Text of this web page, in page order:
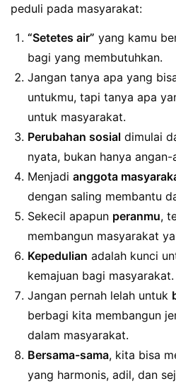
peduli pada masyarakat:
“Setetes air” yang kamu
bagi yang membutuhkan.
Jangan tanya apa yang
untukmu, tapi tanya apa
untuk masyarakat.
Perubahan sosial dimulai
nyata, bukan hanya angan-
Menjadi anggota
dengan saling membantu
Sekecil apapun peranmu,
membangun masyarakat
Kepedulian adalah kunci
kemajuan bagi masyarakat.
Jangan pernah lelah untuk
berbagi kita membangun
dalam masyarakat.
Bersama-sama, kita bisa
yang harmonis, adil, dan